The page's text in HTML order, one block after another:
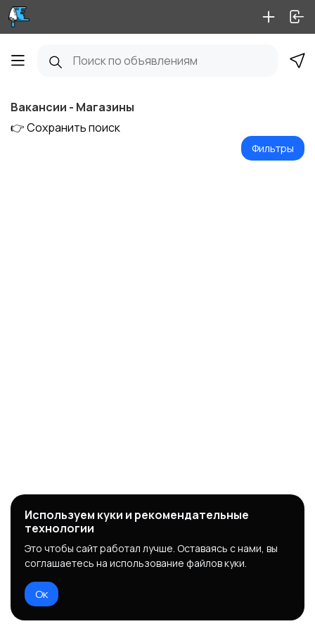
Вакансии - Магазины
👉 Сохранить поиск
Фильтры
Используем куки и рекомендательные
технологии
Это чтобы сайт работал лучше. Оставаясь с нами, вы
соглашаетесь на использование файлов куки.
Ок